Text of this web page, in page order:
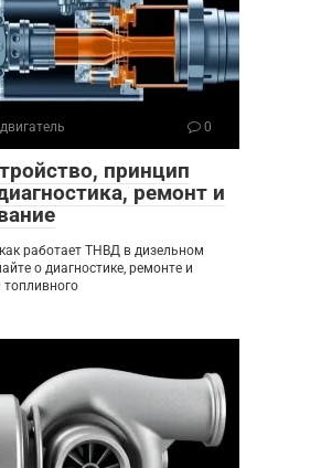
0
принцип
ремонт и
работает ТНВД в дизельном
о диагностике, ремонте и